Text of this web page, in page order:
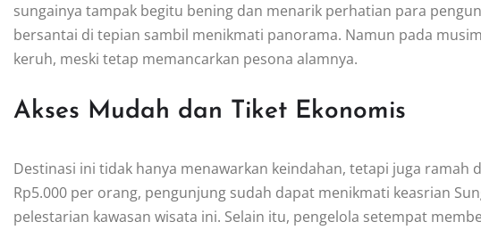
sungainya tampak begitu bening dan menarik perhatian para
bersantai di tepian sambil menikmati panorama. Namun pada
keruh, meski tetap memancarkan pesona alamnya.
Akses Mudah dan Tiket Ekonomis
Destinasi ini tidak hanya menawarkan keindahan, tetapi juga ramah
Rp5.000 per orang, pengunjung sudah dapat menikmati keasrian
pelestarian kawasan wisata ini. Selain itu, pengelola setempat